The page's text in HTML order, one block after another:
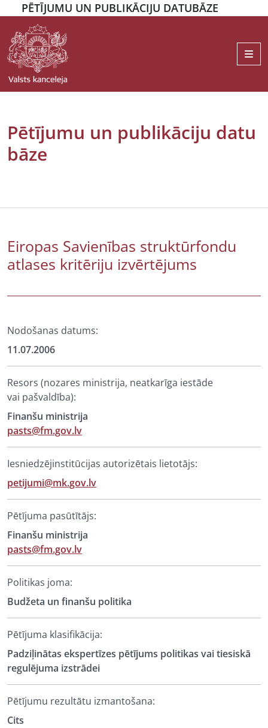
PĒTĪJUMU UN PUBLIKĀCIJU DATUBĀZE
Pētījumu un publikāciju datu
bāze
Eiropas Savienības struktūrfondu
atlases kritēriju izvērtējums
Nodošanas datums:
11.07.2006
Resors (nozares ministrija, neatkarīga iestāde
vai pašvaldība):
Finanšu ministrija
pasts@fm.gov.lv
Iesniedzējinstitūcijas autorizētais lietotājs:
petijumi@mk.gov.lv
Pētījuma pasūtītājs:
Finanšu ministrija
pasts@fm.gov.lv
Politikas joma:
Budžeta un finanšu politika
Pētījuma klasifikācija:
Padziļinātas ekspertīzes pētījums politikas vai tiesiskā
regulējuma izstrādei
Pētījumu rezultātu izmantošana:
Cits